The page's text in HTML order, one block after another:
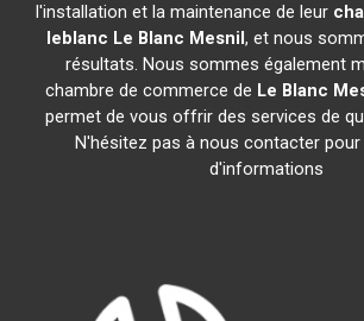
l'installation et la maintenance de leur
leblanc Le Blanc Mesnil, et nous
résultats. Nous sommes également
chambre de commerce de Le Blanc
permet de vous offrir des services de
N'hésitez pas à nous contacter
d'informations